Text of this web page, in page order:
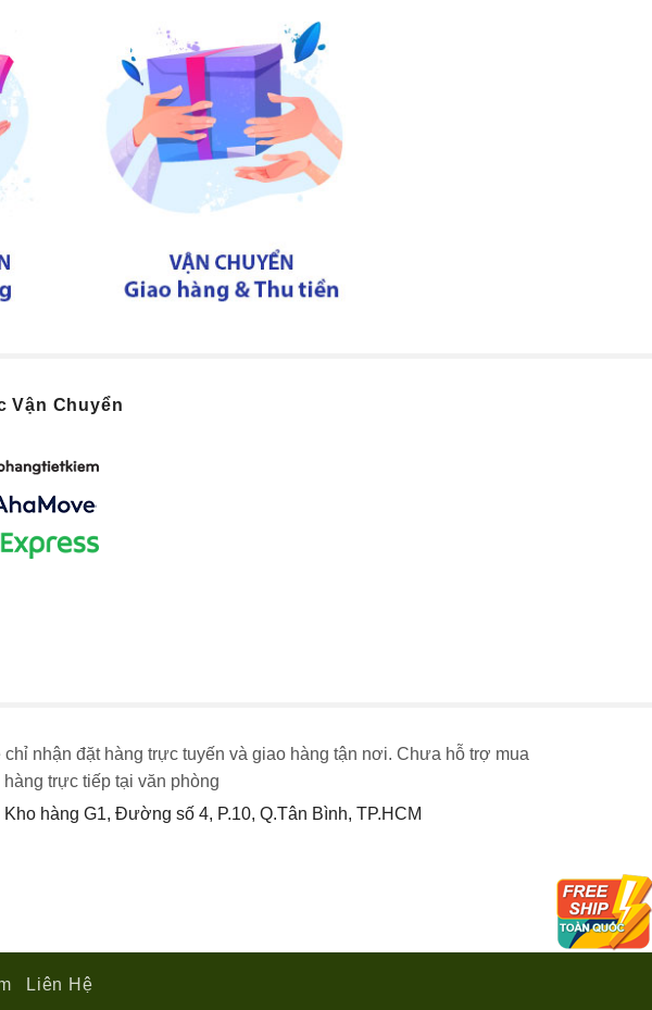
Vận Chuyển
chỉ nhận đặt hàng trực tuyến và giao hàng tận nơi. Chưa hỗ trợ mua
hàng trực tiếp tại văn phòng
Kho hàng G1, Đường số 4, P.10, Q.Tân Bình, TP.HCM
Liên Hệ